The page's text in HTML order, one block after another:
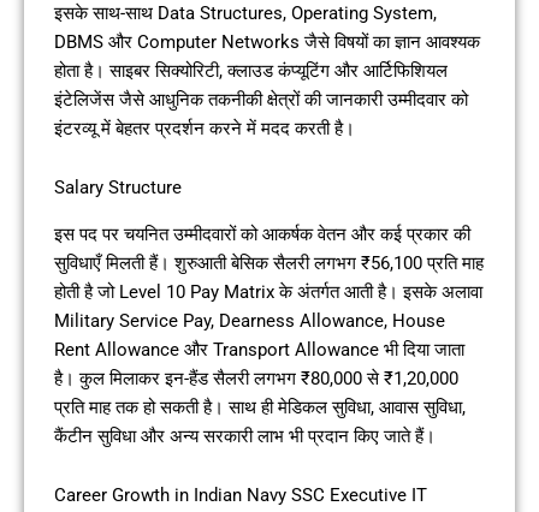
इसके साथ-साथ Data Structures, Operating System,
DBMS और Computer Networks जैसे विषयों का ज्ञान आवश्यक
होता है। साइबर सिक्योरिटी, क्लाउड कंप्यूटिंग और आर्टिफिशियल
इंटेलिजेंस जैसे आधुनिक तकनीकी क्षेत्रों की जानकारी उम्मीदवार को
इंटरव्यू में बेहतर प्रदर्शन करने में मदद करती है।
Salary Structure
इस पद पर चयनित उम्मीदवारों को आकर्षक वेतन और कई प्रकार की
सुविधाएँ मिलती हैं। शुरुआती बेसिक सैलरी लगभग ₹56,100 प्रति माह
होती है जो Level 10 Pay Matrix के अंतर्गत आती है। इसके अलावा
Military Service Pay, Dearness Allowance, House
Rent Allowance और Transport Allowance भी दिया जाता
है। कुल मिलाकर इन-हैंड सैलरी लगभग ₹80,000 से ₹1,20,000
प्रति माह तक हो सकती है। साथ ही मेडिकल सुविधा, आवास सुविधा,
कैंटीन सुविधा और अन्य सरकारी लाभ भी प्रदान किए जाते हैं।
Career Growth in Indian Navy SSC Executive IT